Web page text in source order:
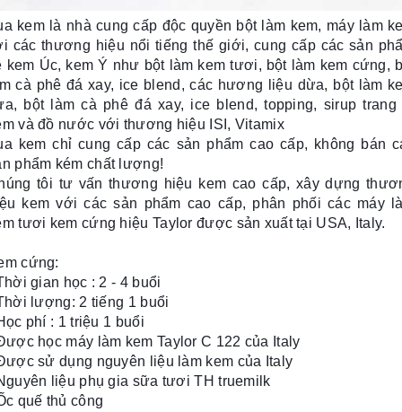
kem là nhà cung cấp độc quyền bột làm kem, máy làm
các thương hiệu nổi tiếng thế giới, cung cấp các sản
kem Úc, kem Ý như bột làm kem tươi, bột làm kem cứng,
cà phê đá xay, ice blend, các hương liệu dừa, bột làm
bột làm cà phê đá xay, ice blend, topping, sirup trang
và đồ nước với thương hiệu ISI, Vitamix
kem chỉ cung cấp các sản phẩm cao cấp, không bán
phẩm kém chất lượng!
tôi tư vấn thương hiệu kem cao cấp, xây dựng
kem với các sản phẩm cao cấp, phân phối các máy
tươi kem cứng hiệu Taylor được sản xuất tại USA, Italy.
cứng:
gian học : 2 - 4 buổi
lượng: 2 tiếng 1 buổi
phí : 1 triệu 1 buổi
học máy làm kem Taylor C 122 của Italy
sử dụng nguyên liệu làm kem của Italy
liệu phụ gia sữa tươi TH truemilk
quế thủ công